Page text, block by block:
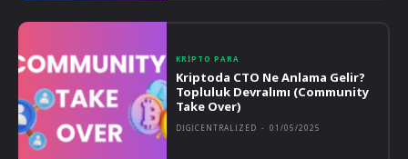
KRIPTO PARA
Kriptoda CTO Ne Anlama Gelir?
Topluluk Devralımı (Community
Take Over)
DIGICENTRALIZED - 01/05/2025